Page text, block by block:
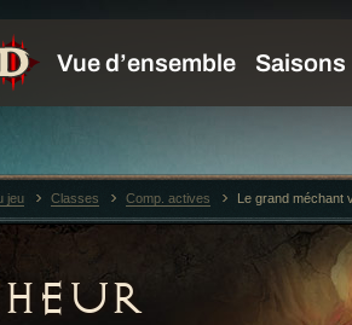
jeu Classes Comp. actives Le grand méchant